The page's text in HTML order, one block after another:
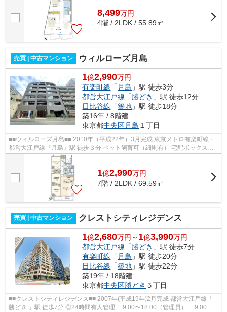
8,499万円
4階 / 2LDK / 55.89㎡
売買 | 中古マンション ウィルローズ月島
1億2,990万円
有楽町線 「 月島 」駅 徒歩3分
都営大江戸線 「勝どき 」駅 徒歩12分
日比谷線 「築地 」駅 徒歩18分
築16年 / 8階建
東京都中央区月島 １丁目
■■ウィルローズ月島■■ 2010年（平成22年）3月完成 東京メトロ有楽町線・
都営大江戸線『月島』駅 徒歩３分 ペット飼育可（細則有） 宅配ボックスあ
り 【周辺環境】 ダイエー月島店...
1億2,990万円
7階 / 2LDK / 69.59㎡
売買 | 中古マンション クレストシティレジデンス
1億2,680万円～ 1億3,990万円
都営大江戸線 「勝どき 」駅 徒歩7分
有楽町線 「 月島 」駅 徒歩20分
日比谷線 「築地 」駅 徒歩22分
築19年 / 18階建
東京都中央区勝どき ５丁目
■■クレストシティレジデンス■■ 2007年(平成19年)2⽉完成 都営⼤江⼾線「
勝どき 」駅 徒歩7分 ◎24時間有⼈管理 9:00〜18:00（管理員） 9:00〜